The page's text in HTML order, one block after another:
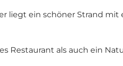
liegt ein schöner Strand
Restaurant als auch ein